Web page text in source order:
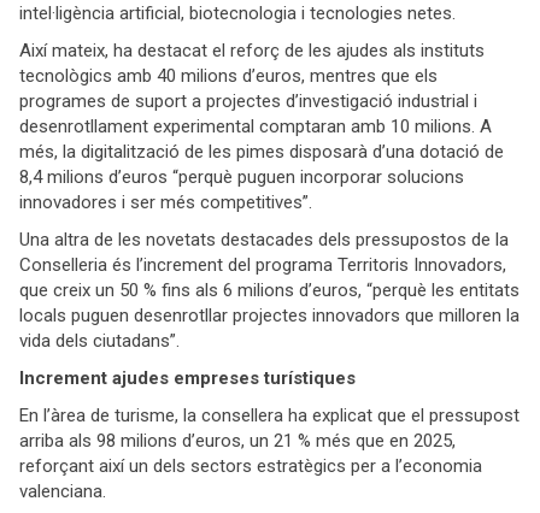
intel·ligència artificial, biotecnologia i tecnologies netes.
Així mateix, ha destacat el reforç de les ajudes als instituts
tecnològics amb 40 milions d’euros, mentres que els
programes de suport a projectes d’investigació industrial i
desenrotllament experimental comptaran amb 10 milions. A
més, la digitalització de les pimes disposarà d’una dotació de
8,4 milions d’euros “perquè puguen incorporar solucions
innovadores i ser més competitives”.
Una altra de les novetats destacades dels pressupostos de la
Conselleria és l’increment del programa Territoris Innovadors,
que creix un 50 % fins als 6 milions d’euros, “perquè les entitats
locals puguen desenrotllar projectes innovadors que milloren la
vida dels ciutadans”.
Increment ajudes empreses turístiques
En l’àrea de turisme, la consellera ha explicat que el pressupost
arriba als 98 milions d’euros, un 21 % més que en 2025,
reforçant així un dels sectors estratègics per a l’economia
valenciana.